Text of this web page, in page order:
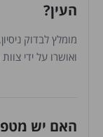
העין?
מומלץ לבדוק
ואושרו על ידי
האם יש